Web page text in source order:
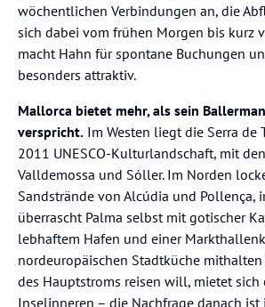
wöchentlichen Verbindungen an, die
sich dabei vom frühen Morgen bis kurz
macht Hahn für spontane Buchungen
besonders attraktiv.
Mallorca bietet mehr, als sein
verspricht. Im Westen liegt die Serra de
2011 UNESCO-Kulturlandschaft, mit
Valldemossa und Sóller. Im Norden
Sandstrände von Alcúdia und Pollença,
überrascht Palma selbst mit gotischer
lebhaftem Hafen und einer
nordeuropäischen Stadtküche mithalten
des Hauptstroms reisen will, mietet sich
Inselinneren – die Nachfrage danach